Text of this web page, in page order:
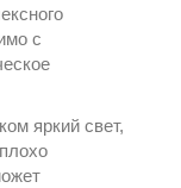
с
яркий свет,